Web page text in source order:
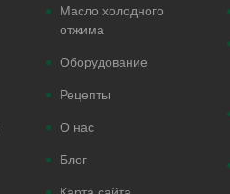
Масло холодного
отжима
Оборудование
Рецепты
О нас
Блог